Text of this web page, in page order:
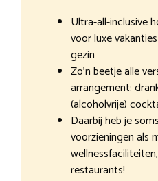
Ultra-all-inclusive
voor luxe
gezin
Zo’n beetje alle
arrangement:
(alcoholvrije)
Daarbij heb je
voorzieningen als
restaurants!